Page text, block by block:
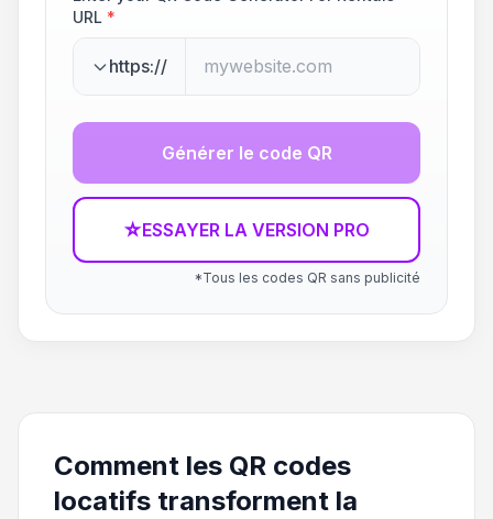
URL *
https://
Générer le code QR
☆ESSAYER LA VERSION PRO
*Tous les codes QR sans publicité
Comment les QR codes
locatifs transforment la